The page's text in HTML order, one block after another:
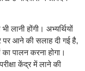
भी लानी होंगी। अभ्यर्थियों
पर आने की सलाह दी गई है,
का पालन करना होगा।
केंद्र में लाने की